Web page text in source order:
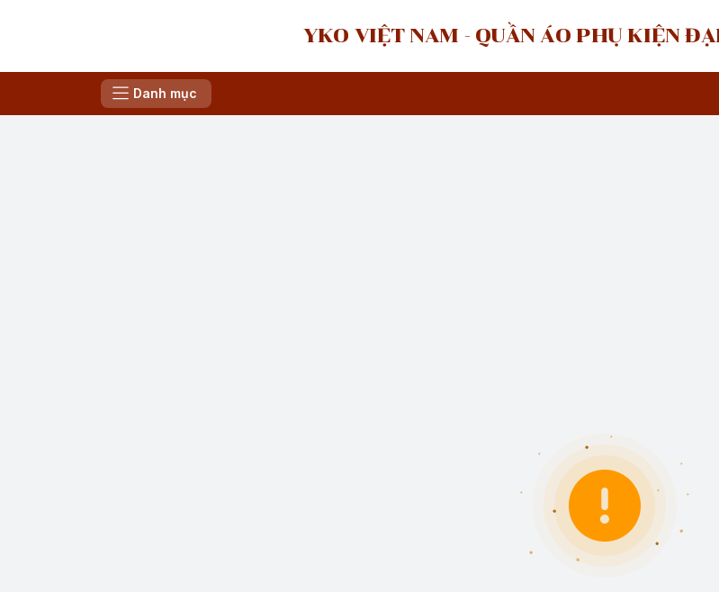
YKO VIỆT NAM - QUẦN ÁO PHỤ KIỆN
Danh mục